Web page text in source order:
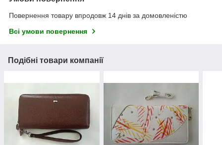
Повернення товару впродовж 14 днів за домовленістю
Всі умови повернення
Подібні товари компанії